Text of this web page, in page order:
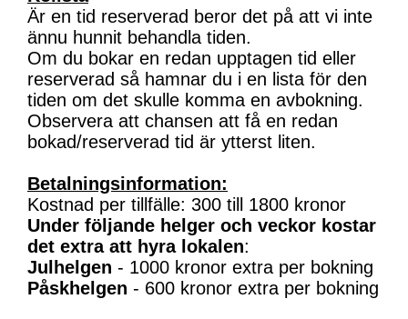
Är en tid reserverad beror det på att vi inte
ännu hunnit behandla tiden.
Om du bokar en redan upptagen tid eller
reserverad så hamnar du i en lista för den
tiden om det skulle komma en avbokning.
Observera att chansen att få en redan
bokad/reserverad tid är ytterst liten.
Betalningsinformation:
Kostnad per tillfälle: 300 till 1800 kronor
Under följande helger och veckor kostar
det extra att hyra lokalen:
Julhelgen - 1000 kronor extra per bokning
Påskhelgen - 600 kronor extra per bokning